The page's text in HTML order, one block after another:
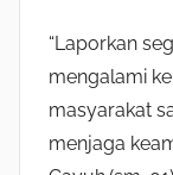
“Laporkan
mengalami
masyarakat
menjaga